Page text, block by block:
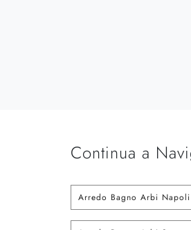
Continua a
Arredo Bagno Arbi Napoli